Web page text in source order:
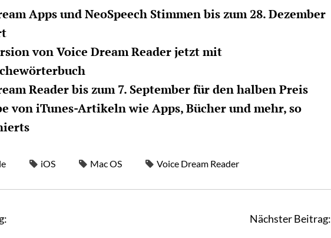
Apps und NeoSpeech Stimmen bis zum 28. Dezember
von Voice Dream Reader jetzt mit
Reader bis zum 7. September für den halben Preis
von iTunes-Artikeln wie Apps, Bücher und mehr, so
iOS Mac OS Voice Dream Reader
Nächster Beitrag: